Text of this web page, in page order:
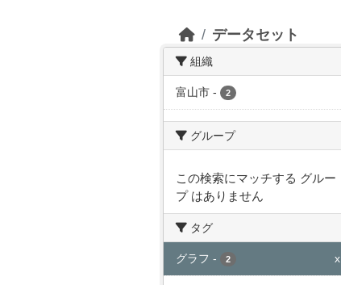
データセット
組織
富山市 - 2
グループ
この検索にマッチする グルー
プ はありません
タグ
グラフ - 2 x